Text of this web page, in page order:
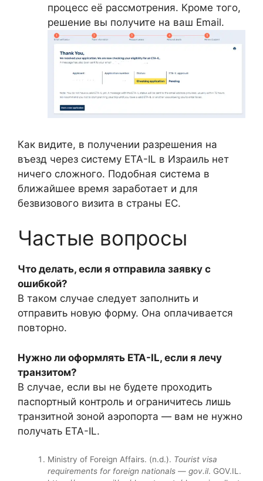
процесс её рассмотрения. Кроме того,
решение вы получите на ваш Email.
Как видите, в получении разрешения на
въезд через систему ETA-IL в Израиль нет
ничего сложного. Подобная система в
ближайшее время заработает и для
безвизового визита в страны ЕС.
Частые вопросы
Что делать, если я отправила заявку с
ошибкой?
В таком случае следует заполнить и
отправить новую форму. Она оплачивается
повторно.
Нужно ли оформлять ETA-IL, если я лечу
транзитом?
В случае, если вы не будете проходить
паспортный контроль и ограничитесь лишь
транзитной зоной аэропорта — вам не нужно
получать ETA-IL.
Ministry of Foreign Affairs. (n.d.). Tourist visa
requirements for foreign nationals — gov.il. GOV.IL.